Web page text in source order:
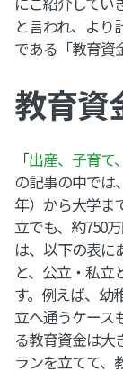
と言われ、より
である「教育資
教育資
「出産、子育て
の記事の中では
年）から大学ま
立でも、約750
は、以下の表に
と、公立・私立
す。例えば、幼
立へ通うケース
る教育資金は大
ランを立てて、